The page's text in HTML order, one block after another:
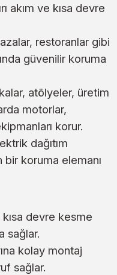
akım ve kısa devre
restoranlar gibi
güvenilir koruma
atölyeler, üretim
motorlar,
korur.
dağıtım
koruma elemanı
devre kesme
sağlar.
kolay montaj
sağlar.